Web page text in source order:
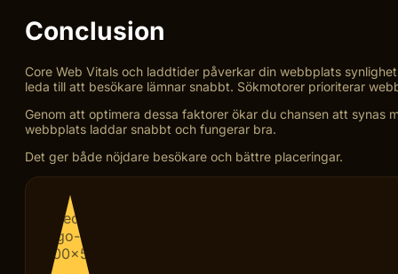
Conclusion
Core Web Vitals och laddtider påverkar din webbplats
leda till att besökare lämnar snabbt. Sökmotorer prioriterar
Genom att optimera dessa faktorer ökar du chansen att
webbplats laddar snabbt och fungerar bra.
Det ger både nöjdare besökare och bättre placeringar.